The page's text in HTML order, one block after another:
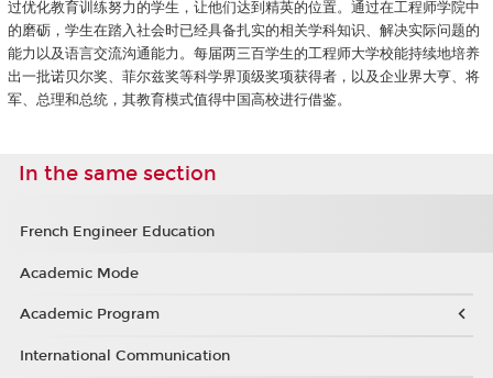
过优化教育训练努力的学生，让他们达到精英的位置。通过在工程师学院中
的磨砺，学生在踏入社会时已经具备扎实的相关学科知识、解决实际问题的
能力以及语言交流沟通能力。每届两三百学生的工程师大学校能持续地培养
出一批诺贝尔奖、菲尔兹奖等科学界顶级奖项获得者，以及企业界大亨、将
军、总理和总统，其教育模式值得中国高校进行借鉴。
In the same section
French Engineer Education
Academic Mode
Academic Program
International Communication